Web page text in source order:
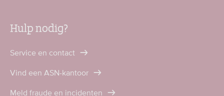
Hulp nodig?
Service en contact
Vind een ASN-kantoor
Meld fraude en incidenten